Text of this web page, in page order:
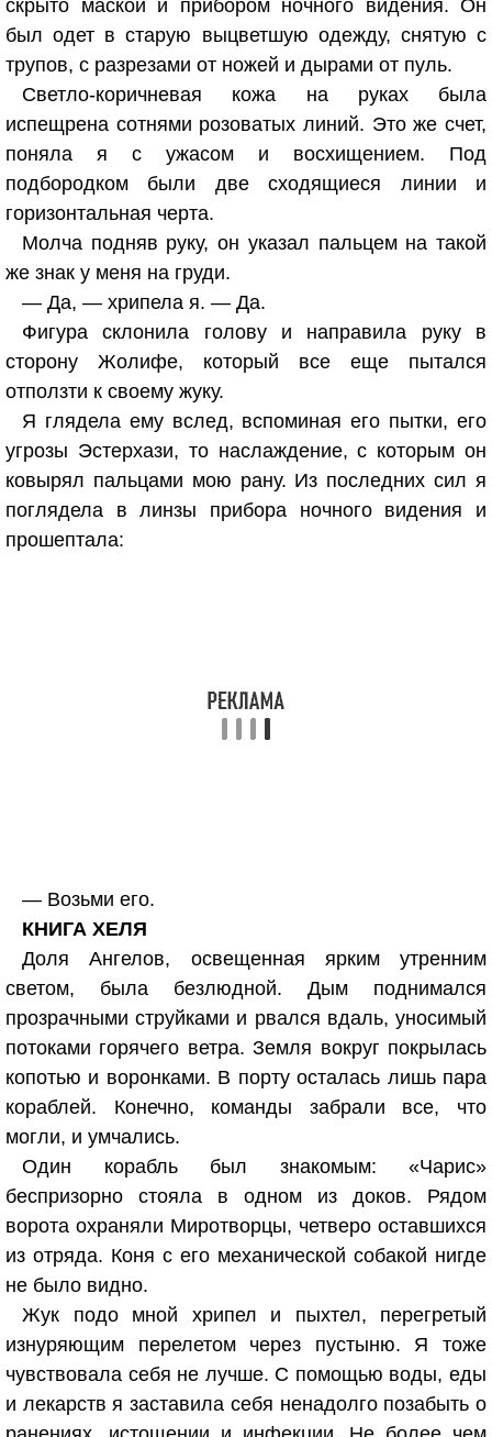
скрыто маской и прибором ночного видения. Он
был одет в старую выцветшую одежду, снятую с
трупов, с разрезами от ножей и дырами от пуль.
Светло-коричневая кожа на руках была
испещрена сотнями розоватых линий. Это же счет,
поняла я с ужасом и восхищением. Под
подбородком были две сходящиеся линии и
горизонтальная черта.
Молча подняв руку, он указал пальцем на такой
же знак у меня на груди.
— Да, — хрипела я. — Да.
Фигура склонила голову и направила руку в
сторону Жолифе, который все еще пытался
отползти к своему жуку.
Я глядела ему вслед, вспоминая его пытки, его
угрозы Эстерхази, то наслаждение, с которым он
ковырял пальцами мою рану. Из последних сил я
поглядела в линзы прибора ночного видения и
прошептала:
— Возьми его.
КНИГА ХЕЛЯ
Доля Ангелов, освещенная ярким утренним
светом, была безлюдной. Дым поднимался
прозрачными струйками и рвался вдаль, уносимый
потоками горячего ветра. Земля вокруг покрылась
копотью и воронками. В порту осталась лишь пара
кораблей. Конечно, команды забрали все, что
могли, и умчались.
Один корабль был знакомым: «Чарис»
беспризорно стояла в одном из доков. Рядом
ворота охраняли Миротворцы, четверо оставшихся
из отряда. Коня с его механической собакой нигде
не было видно.
Жук подо мной хрипел и пыхтел, перегретый
изнуряющим перелетом через пустыню. Я тоже
чувствовала себя не лучше. С помощью воды, еды
и лекарств я заставила себя ненадолго позабыть о